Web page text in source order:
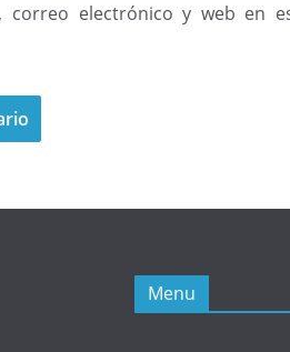
correo electrónico y web en
Menu